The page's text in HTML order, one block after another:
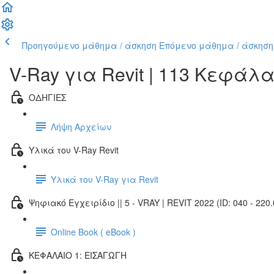
Προηγούμενο μάθημα / άσκηση Επόμενο μάθημα / άσκηση
V-Ray για Revit | 113
ΟΔΗΓΙΕΣ
Λήψη Αρχείων
Υλικά του V-Ray Revit
Υλικά του V-Ray για Revit
Ψηφιακό Εγχειρίδιο || 5 - VRAY | REVIT 2022 (ID: 040 -
Online Book ( eBook )
ΚΕΦΑΛΑΙΟ 1: ΕΙΣΑΓΩΓΗ